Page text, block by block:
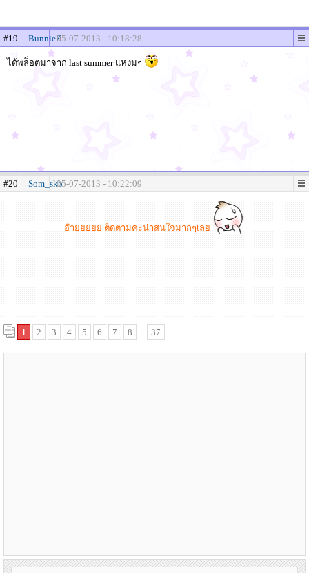
#19 BunnieZ05-07-2013 - 10:18:28
ได้พล็อตมาจาก last summer แหงมๆ
#20 Som_skb05-07-2013 - 10:22:09
อ๊ายยยยย ติดตามค่ะน่าสนใจมากๆเลย
1 2 3 4 5 6 7 8 ... 37